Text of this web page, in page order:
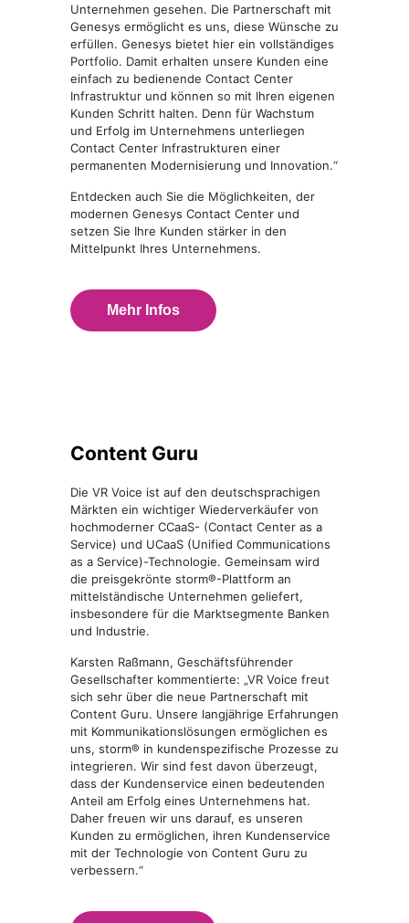
Unternehmen gesehen. Die Partnerschaft mit
Genesys ermöglicht es uns, diese Wünsche zu
erfüllen. Genesys bietet hier ein vollständiges
Portfolio. Damit erhalten unsere Kunden eine
einfach zu bedienende Contact Center
Infrastruktur und können so mit Ihren eigenen
Kunden Schritt halten. Denn für Wachstum
und Erfolg im Unternehmens unterliegen
Contact Center Infrastrukturen einer
permanenten Modernisierung und Innovation.“
Entdecken auch Sie die Möglichkeiten, der
modernen Genesys Contact Center und
setzen Sie Ihre Kunden stärker in den
Mittelpunkt Ihres Unternehmens.
Mehr Infos
Content Guru
Die VR Voice ist auf den deutschsprachigen
Märkten ein wichtiger Wiederverkäufer von
hochmoderner CCaaS- (Contact Center as a
Service) und UCaaS (Unified Communications
as a Service)-Technologie. Gemeinsam wird
die preisgekrönte storm®-Plattform an
mittelständische Unternehmen geliefert,
insbesondere für die Marktsegmente Banken
und Industrie.
Karsten Raßmann, Geschäftsführender
Gesellschafter kommentierte: „VR Voice freut
sich sehr über die neue Partnerschaft mit
Content Guru. Unsere langjährige Erfahrungen
mit Kommunikationslösungen ermöglichen es
uns, storm® in kundenspezifische Prozesse zu
integrieren. Wir sind fest davon überzeugt,
dass der Kundenservice einen bedeutenden
Anteil am Erfolg eines Unternehmens hat.
Daher freuen wir uns darauf, es unseren
Kunden zu ermöglichen, ihren Kundenservice
mit der Technologie von Content Guru zu
verbessern.“